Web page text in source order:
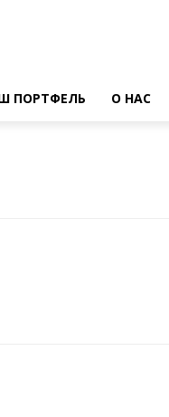
ПОРТФЕЛЬ О НАС